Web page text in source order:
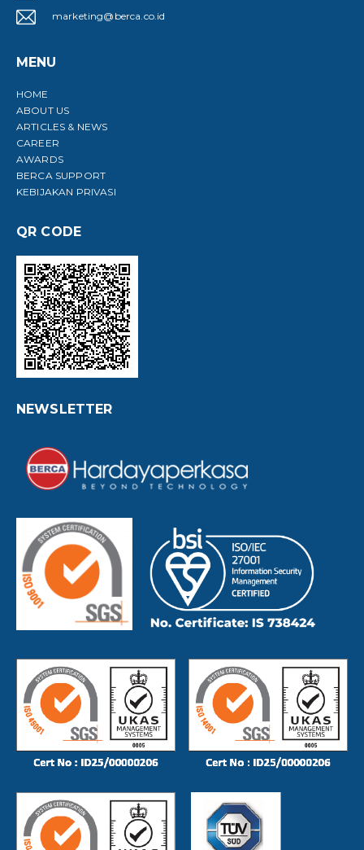
marketing@berca.co.id
MENU
HOME
ABOUT US
ARTICLES & NEWS
CAREER
AWARDS
BERCA SUPPORT
KEBIJAKAN PRIVASI
QR CODE
NEWSLETTER